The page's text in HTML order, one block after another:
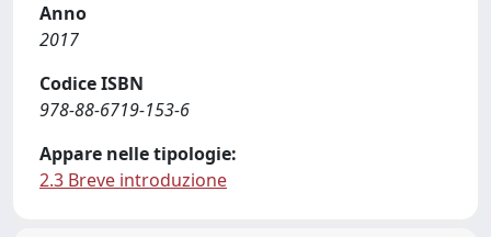
Anno
2017
Codice ISBN
978-88-6719-153-6
Appare nelle tipologie:
2.3 Breve introduzione